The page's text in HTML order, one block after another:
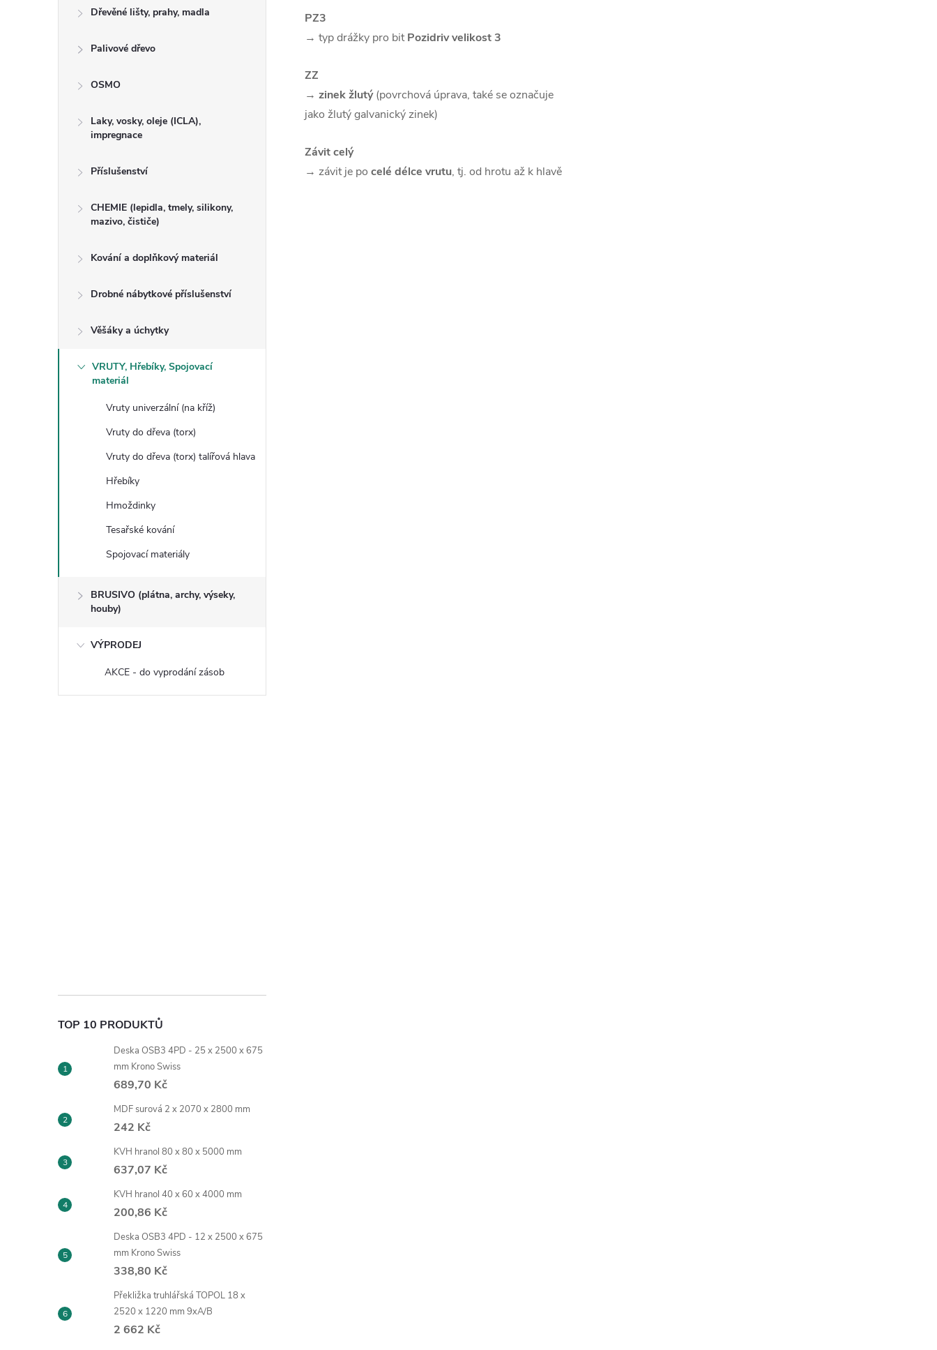
Dřevěné lišty, prahy, madla
Palivové dřevo
OSMO
Laky, vosky, oleje (ICLA),
impregnace
Příslušenství
CHEMIE (lepidla, tmely, silikony,
mazivo, čističe)
Kování a doplňkový materiál
Drobné nábytkové příslušenství
Věšáky a úchytky
VRUTY, Hřebíky, Spojovací
materiál
Vruty univerzální (na kříž)
Vruty do dřeva (torx)
Vruty do dřeva (torx) talířová hlava
Hřebíky
Hmoždinky
Tesařské kování
Spojovací materiály
BRUSIVO (plátna, archy, výseky,
houby)
VÝPRODEJ
AKCE - do vyprodání zásob
TOP 10 PRODUKTŮ
Deska OSB3 4PD - 25 x 2500 x 675
mm Krono Swiss
689,70 Kč
MDF surová 2 x 2070 x 2800 mm
242 Kč
KVH hranol 80 x 80 x 5000 mm
637,07 Kč
KVH hranol 40 x 60 x 4000 mm
200,86 Kč
Deska OSB3 4PD - 12 x 2500 x 675
mm Krono Swiss
338,80 Kč
Překližka truhlářská TOPOL 18 x
2520 x 1220 mm 9xA/B
2 662 Kč
PZ3
→ typ drážky pro bitPozidriv velikost 3
ZZ
→ zinek žlutý(povrchová úprava, také se označuje
jako žlutý galvanický zinek)
Závit celý
→ závit je po celé délce vrutu, tj. od hrotu až k hlavě